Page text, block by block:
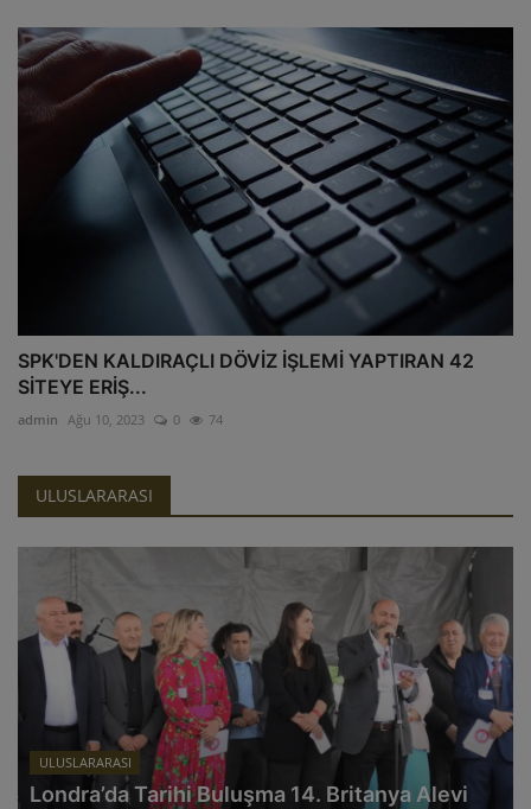
SPK'DEN KALDIRAÇLI DÖVİZ İŞLEMİ YAPTIRAN 42
SİTEYE ERİŞ...
admin Ağu 10, 2023 0 74
ULUSLARARASI
ULUSLARARASI
Londra’da Tarihi Buluşma 14. Britanya Alevi